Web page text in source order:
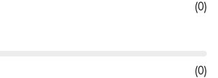
(0)
(0)